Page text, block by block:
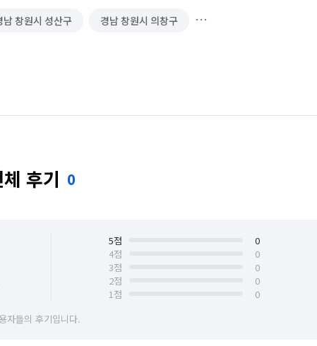
남 창원시 성산구 경남 창원시 의창구
울산 동구
후기 0
5점
0
4점
0
3점
0
2점
0
1점
0
자들의 후기입니다.